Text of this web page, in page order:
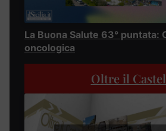
La Buona Salute 63° puntata:
oncologica
Oltre il